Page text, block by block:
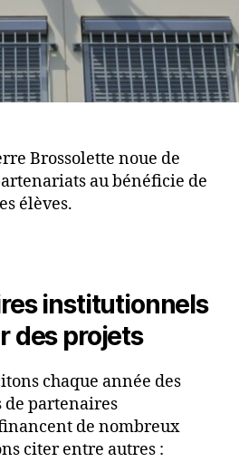
Brossolette noue de
au bénéficie de
élèves.
institutionnels
des projets
chaque année des
de partenaires
de nombreux
citer entre autres :